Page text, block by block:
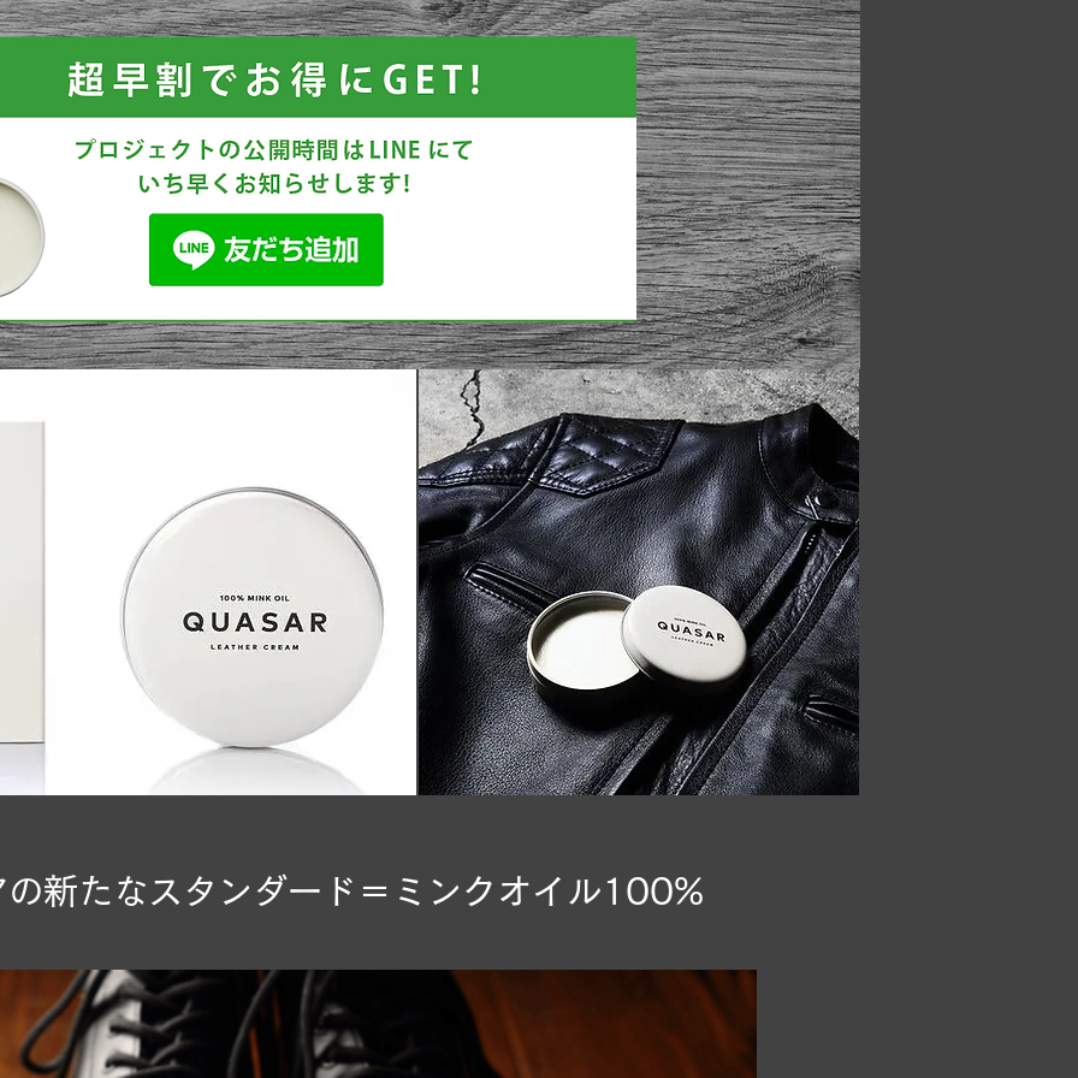
の新たなスタンダード＝ミンクオイル100%